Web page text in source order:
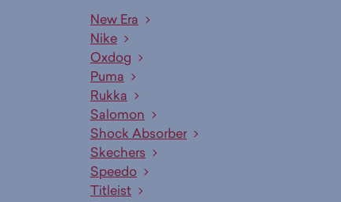
New Era
Nike
Oxdog
Puma
Rukka
Salomon
Shock Absorber
Skechers
Speedo
Titleist